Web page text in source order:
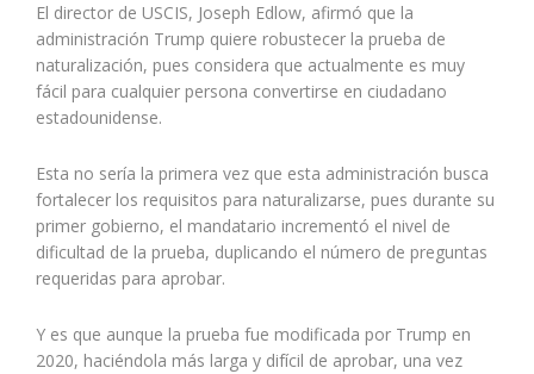
El director de USCIS, Joseph Edlow, afirmó que la
administración Trump quiere robustecer la prueba de
naturalización, pues considera que actualmente es muy
fácil para cualquier persona convertirse en ciudadano
estadounidense.
Esta no sería la primera vez que esta administración busca
fortalecer los requisitos para naturalizarse, pues durante su
primer gobierno, el mandatario incrementó el nivel de
dificultad de la prueba, duplicando el número de preguntas
requeridas para aprobar.
Y es que aunque la prueba fue modificada por Trump en
2020, haciéndola más larga y difícil de aprobar, una vez